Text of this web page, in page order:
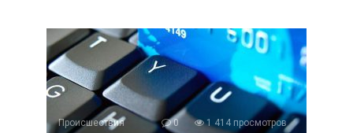
Происшествия 0 1 414 просмотров